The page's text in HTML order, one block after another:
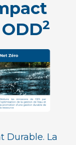
2
Durable. La